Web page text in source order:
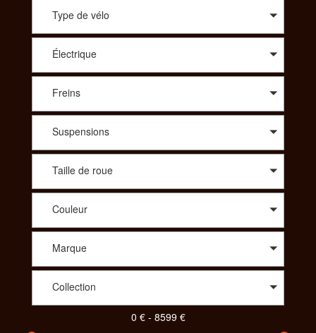
vous propose le meilleur prix. A travers une large sélection de
Terrains : all-mountain, enduro, descente/freeride, fat, dirt. Afin
de vous proposer les meilleurs produits spécialisés vous
pourrez aussi choisir le vélo idéal dans des gammes comme le
Trekking : VTC, Rando/voyage, vélo couché ou bien même
parmi un choix de tandem, de BMX, des vélos pliants, des
vélos de ville ou encore des draisiennes. Pour votre enfant
aussi vous aurez le choix parmi une diversité de vélos. Pour
consulter et trouver le vélo parfait pour votre pratique,
SportAdvice propose différents critères à sélectionner pour
Type de vélo
Électrique
Freins
Suspensions
Taille de roue
Couleur
Marque
Collection